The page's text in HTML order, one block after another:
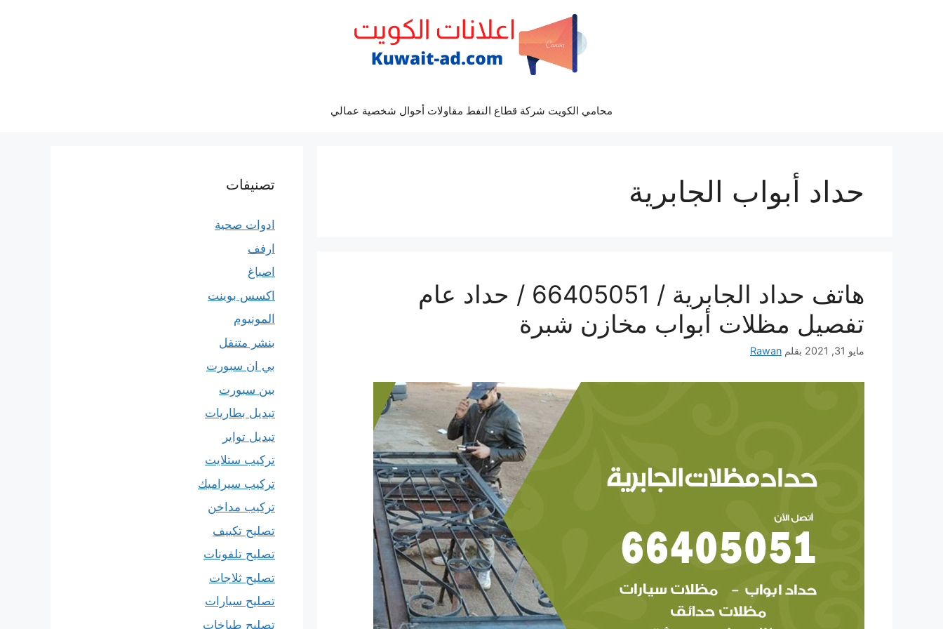
محامي الكويت شركة قطاع النفط مقاولات أحوال شخصية عمالي
حداد أبواب الجابرية
هاتف حداد الجابرية / 66405051 / حداد عام
تفصيل مظلات أبواب مخازن شبرة
مايو 31, 2021 بقلم Rawan
تصنيفات
ادوات صحية
ارفف
اصباغ
اكسس بوينت
المونيوم
بنشر متنقل
بي ان سبورت
بين سبورت
تبديل بطاريات
تبديل تواير
تركيب ستلايت
تركيب سيراميك
تركيب مداخن
تصليح تكييف
تصليح تلفونات
تصليح ثلاجات
تصليح سيارات
تصليح طباخات